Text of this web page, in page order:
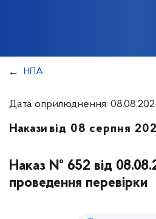
НПА
Дата оприлюднення:
Накази від 08 серпня
Наказ № 652 від
проведення перевірки